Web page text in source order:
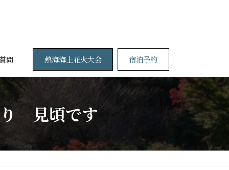
問 熱海海上花火大会 宿泊予約
見頃です